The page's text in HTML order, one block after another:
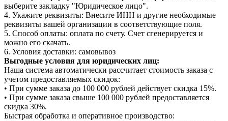
выберите закладку "Юридическое лицо".
4. Укажите реквизиты: Внесите ИНН и другие необходимые
реквизиты вашей организации в соответствующие поля.
5. Способ оплаты: оплата по счету. Счет сгенерируется и
можно его скачать.
6. Условия доставки: самовывоз
Выгодные условия для юридических лиц:
Наша система автоматически рассчитает стоимость заказа с
учетом предоставляемых скидок:
• При сумме заказа до 100 000 рублей действует скидка 15%.
• При сумме заказа свыше 100 000 рублей предоставляется
скидка 30%.
Быстрая обработка и оперативное производство: